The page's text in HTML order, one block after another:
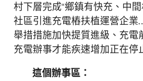
村下層完成“鄉鎮有快充、中
社區引進充電樁扶植運營企
舉措措施加快提質進級、充電
充電辦事才能疾速增加正在停
這個辦事區：